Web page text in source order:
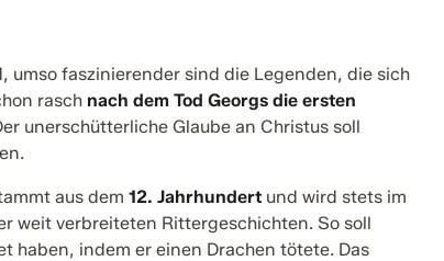
umso faszinierender sind die Legenden, die sich
rasch nach dem Tod Georgs die ersten
unerschütterliche Glaube an Christus soll
aus dem 12. Jahrhundertund wird stets im
weit verbreiteten Rittergeschichten. So soll
haben, indem er einen Drachen tötete. Das